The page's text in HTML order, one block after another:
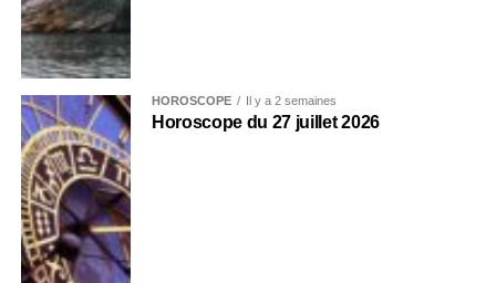
HOROSCOPE Il y a 2 semaines
Horoscope du 27 juillet 2026